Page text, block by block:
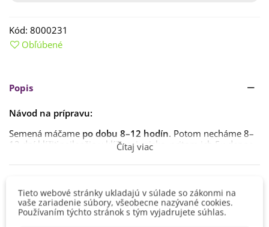
Kód: 8000231
Obľúbené
Popis
Návod na prípravu:
Semená máčame po dobu 8–12 hodín. Potom necháme 8–
12 dní klíčiť najlepšie v klíčiacej miske, pritom ich 5x denne
Naklíčené semená súideálne na konzumáciu pri veľkosti
1–5 cm.
Čítaj viac
Kvalita
BIO kvalita
Tieto webové stránky ukladajú v súlade so zákonmi na
vaše zariadenie súbory, všeobecne nazývané cookies.
Používaním týchto stránok s tým vyjadrujete súhlas.